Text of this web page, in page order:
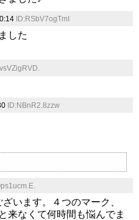
ID:RSbV7ogTmI
した
ID:NBnR2.8zzw
います。４つのマーク、
来なくて何時間も悩んでま